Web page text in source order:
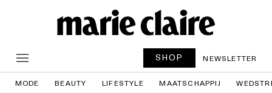
SHOP NEWSLETTER
MODE BEAUTY LIFESTYLE MAATSCHAPPIJ